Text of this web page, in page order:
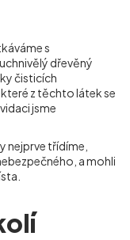
s
dřevěný
čisticích
z těchto látek se
jsme
nejprve třídíme,
a mohli